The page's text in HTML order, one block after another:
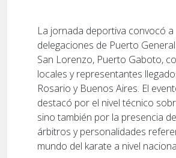
La jornada deportiva convocó a
delegaciones de Puerto
San Lorenzo, Puerto Gaboto,
locales y representantes
Rosario y Buenos Aires. El
destacó por el nivel técnico
sino también por la presencia
árbitros y personalidades
mundo del karate a nivel